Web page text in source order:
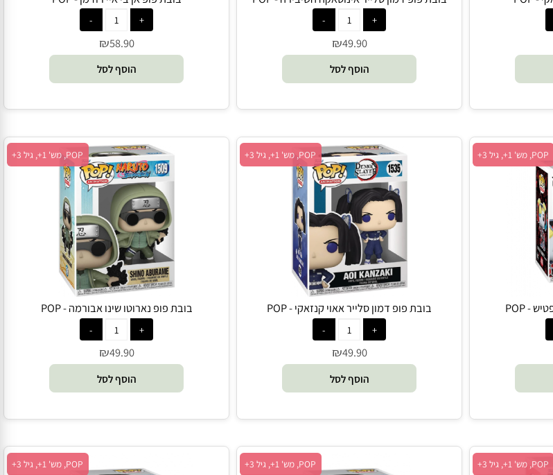
בובת פופ דמון סלייר אינוסאקה השיבירה - POP בובת פופ אן בי איי רודמן - POP
POP, מש' 1+, גיל 3+
בובת פופ דמון סלייר אאוי קנזאקי - POP
₪49.90
הוסף לסל
POP, מש' 1+, גיל 3+
בובת פופ נארוטו שינו אבורמה - POP
₪49.90
הוסף לסל